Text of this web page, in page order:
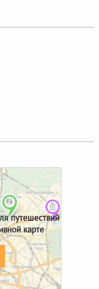
путешествий
карте